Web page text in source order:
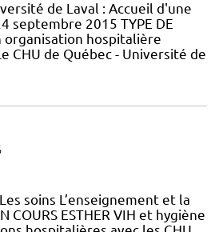
de Laval : Accueil d'une
septembre 2015 TYPE DE
organisation hospitalière
CHU de Québec - Université de
Les soins L’enseignement et la
COURS ESTHER VIH et hygiène